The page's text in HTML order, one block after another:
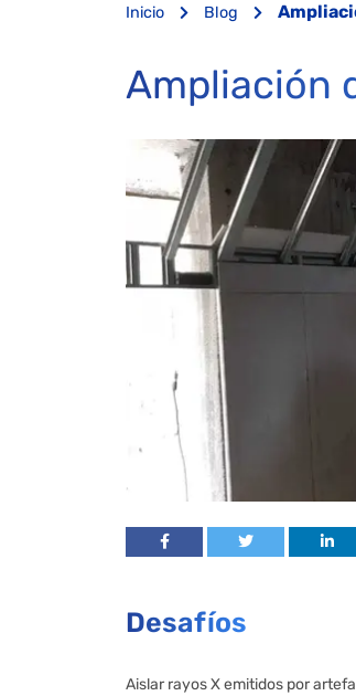
Inicio Blog
Ampliación
Desafíos
Aislar rayos X emitidos por